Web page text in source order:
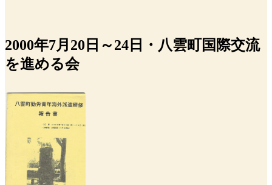
2000年7月20日～24日・八雲町国際交流
を進める会